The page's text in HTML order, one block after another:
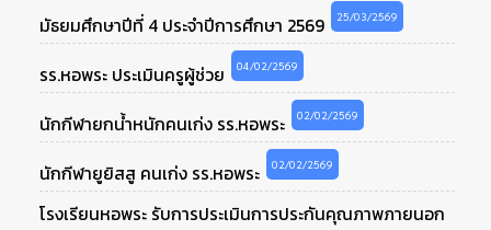
มัธยมศึกษาปีที่ 4 ประจำปีการศึกษา 2569
25/03/2569
รร.หอพระ ประเมินครูผู้ช่วย 04/02/2569
นักกีฬายกน้ำหนักคนเก่ง รร.หอพระ 02/02/2569
นักกีฬายูยิสสู คนเก่ง รร.หอพระ 02/02/2569
โรงเรียนหอพระ รับการประเมินการประกันคุณภาพภายนอก